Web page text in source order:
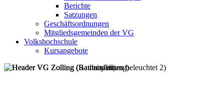
Berichte
Satzungen
Geschäftsordnungen
Mitgliedsgemeinden der VG
Volkshochschule
Kursangebote